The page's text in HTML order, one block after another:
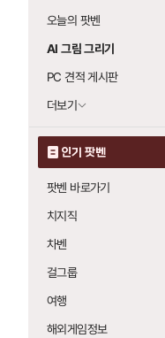
오늘의 팟벤
AI 그림 그리기
PC 견적 게시판
더보기
인기 팟벤
팟벤 바로가기
치지직
차벤
걸그룹
여행
해외게임정보